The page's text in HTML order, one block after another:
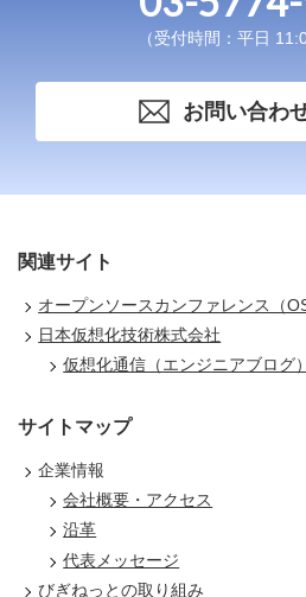
（受付時間：平日
お問い合わ
関連サイト
オープンソースカンファレンス（
日本仮想化技術株式会社
仮想化通信（エンジニアブログ）
サイトマップ
企業情報
会社概要・アクセス
沿革
代表メッセージ
びぎねっとの取り組み